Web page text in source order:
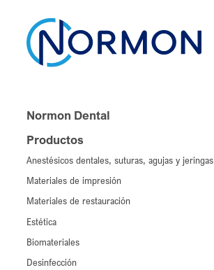
Normon Dental
Productos
Anestésicos dentales, suturas, agujas y jeringas
Materiales de impresión
Materiales de restauración
Estética
Biomateriales
Desinfección